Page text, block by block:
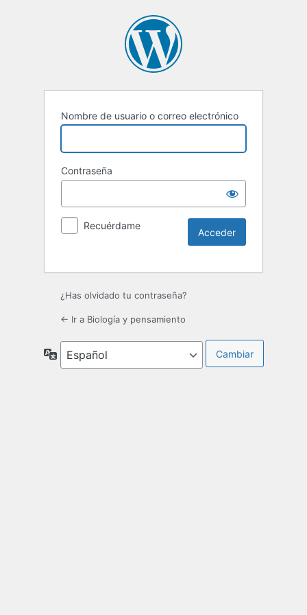
Nombre de usuario o correo electrónico
Contraseña
Recuérdame
¿Has olvidado tu contraseña?
← Ir a Biología y pensamiento
Idioma